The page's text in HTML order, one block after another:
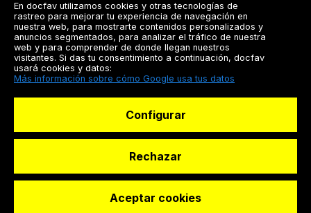
Registrarse
Docfav
© Dashboard Technologies S.L
En docfav utilizamos cookies y otras tecnologías de
rastreo para mejorar tu experiencia de navegación en
nuestra web, para mostrarte contenidos personalizados y
anuncios segmentados, para analizar el tráfico de nuestra
web y para comprender de donde llegan nuestros
visitantes. Si das tu consentimiento a continuación, docfav
usará cookies y datos:
Más información sobre cómo Google usa tus datos
Configurar
Rechazar
Aceptar cookies